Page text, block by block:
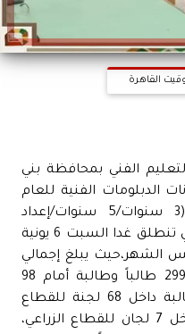
القاهرة
الفني بمحافظة بني
الدبلومات الفنية للعام
2025/2026 بمختلف نوعياتها (3 سنوات/5 سنوات/إعداد
مهني/تعليم وتدريب مزدوج) والتي تنطلق غدا السبت 6 يونية
الخميس 18 من نفس الشهر،حيث يبلغ إجمالي
المتقدمين للامتحانات 31 ألف و299 طالباً وطالبة أمام 98
لجنة موزعين( 20557 طالبا وطالبة داخل 68 لجنة للقطاع
الصناعي، 2677 طالباً وطالبة داخل 7 لجان للقطاع الزراعي،